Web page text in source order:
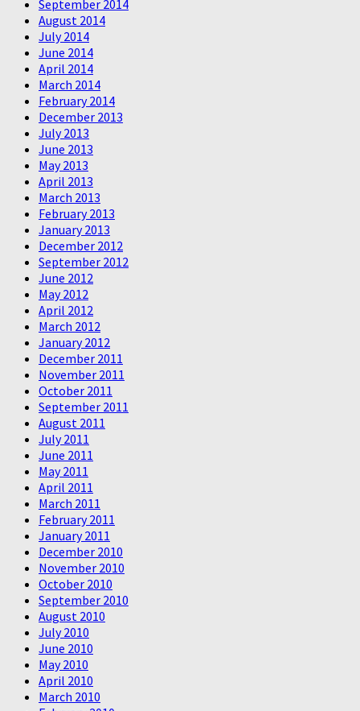
September 2014
August 2014
July 2014
June 2014
April 2014
March 2014
February 2014
December 2013
July 2013
June 2013
May 2013
April 2013
March 2013
February 2013
January 2013
December 2012
September 2012
June 2012
May 2012
April 2012
March 2012
January 2012
December 2011
November 2011
October 2011
September 2011
August 2011
July 2011
June 2011
May 2011
April 2011
March 2011
February 2011
January 2011
December 2010
November 2010
October 2010
September 2010
August 2010
July 2010
June 2010
May 2010
April 2010
March 2010